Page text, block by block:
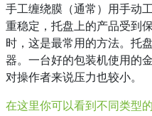
手工缠绕膜（通常）用手动
重稳定，托盘上的产品受到
时，这是最常用的方法。托
器。一台好的包装机使用的
对操作者来说压力也较小。
在这里你可以看到不同类型的